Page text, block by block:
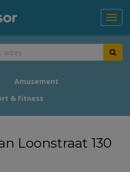
Amusement
& Fitness
Loonstraat 130